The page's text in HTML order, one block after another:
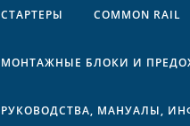
СТАРТЕРЫ COMMON RAIL
МОНТАЖНЫЕ БЛОКИ И
РУКОВОДСТВА, МАНУАЛЫ,